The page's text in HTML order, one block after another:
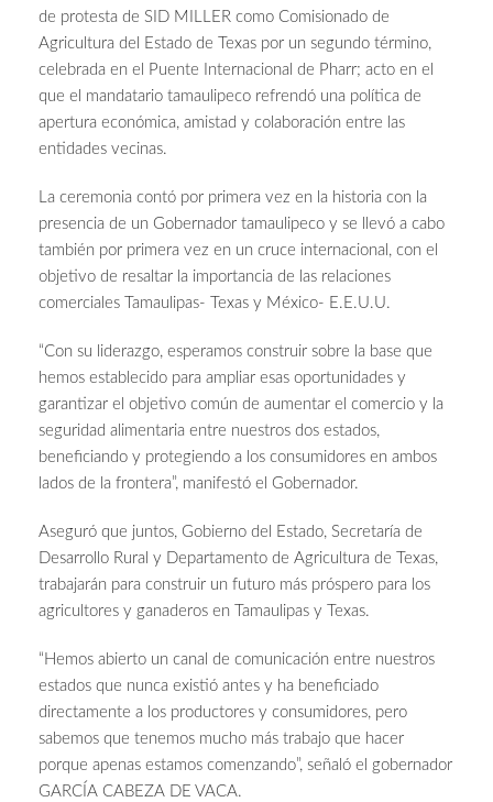
de protesta de SID MILLER como Comisionado de
Agricultura del Estado de Texas por un segundo término,
celebrada en el Puente Internacional de Pharr; acto en el
que el mandatario tamaulipeco refrendó una política de
apertura económica, amistad y colaboración entre las
entidades vecinas.
La ceremonia contó por primera vez en la historia con la
presencia de un Gobernador tamaulipeco y se llevó a cabo
también por primera vez en un cruce internacional, con el
objetivo de resaltar la importancia de las relaciones
comerciales Tamaulipas- Texas y México- E.E.U.U.
“Con su liderazgo, esperamos construir sobre la base que
hemos establecido para ampliar esas oportunidades y
garantizar el objetivo común de aumentar el comercio y la
seguridad alimentaria entre nuestros dos estados,
beneficiando y protegiendo a los consumidores en ambos
lados de la frontera”, manifestó el Gobernador.
Aseguró que juntos, Gobierno del Estado, Secretaría de
Desarrollo Rural y Departamento de Agricultura de Texas,
trabajarán para construir un futuro más próspero para los
agricultores y ganaderos en Tamaulipas y Texas.
“Hemos abierto un canal de comunicación entre nuestros
estados que nunca existió antes y ha beneficiado
directamente a los productores y consumidores, pero
sabemos que tenemos mucho más trabajo que hacer
porque apenas estamos comenzando”, señaló el gobernador
GARCÍA CABEZA DE VACA.